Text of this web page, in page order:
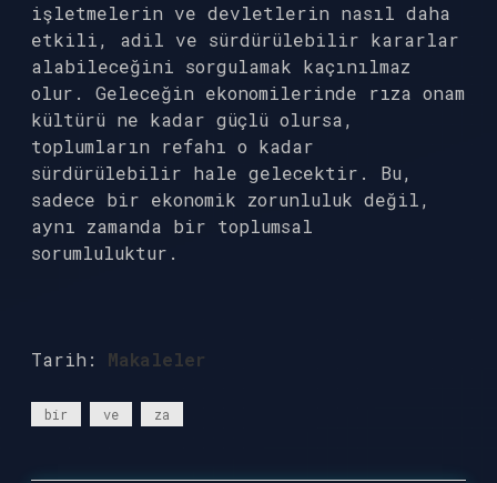
işletmelerin ve devletlerin nasıl daha
etkili, adil ve sürdürülebilir kararlar
alabileceğini sorgulamak kaçınılmaz
olur. Geleceğin ekonomilerinde rıza onam
kültürü ne kadar güçlü olursa,
toplumların refahı o kadar
sürdürülebilir hale gelecektir. Bu,
sadece bir ekonomik zorunluluk değil,
aynı zamanda bir toplumsal
sorumluluktur.
Tarih: Makaleler
bir ve za